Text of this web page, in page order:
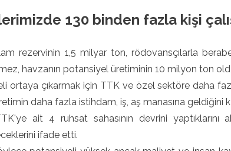
130 binden fazla kişi
rezervinin 1,5 milyar ton, rödovansçılarla
havzanın potansiyel üretiminin 10 milyon ton
ortaya çıkarmak için TTK ve özel sektöre daha
daha fazla istihdam, iş, aş manasına geldiğini
ait 4 ruhsat sahasının devrini
ifade etti.